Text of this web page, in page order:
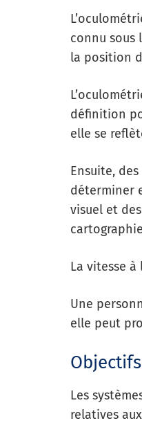
connu sous
la position
définition
elle se
Ensuite,
déterminer
visuel et
La vitesse
Une
elle peut
Les
relatives